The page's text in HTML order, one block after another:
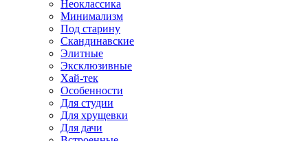
Неоклассика
Минимализм
Под старину
Скандинавские
Элитные
Эксклюзивные
Хай-тек
Особенности
Для студии
Для хрущевки
Для дачи